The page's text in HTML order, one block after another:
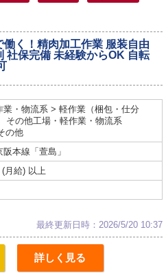
働く！精肉加工作業 服装自由
社保完備 未経験からOK 自転
業・物流系 > 軽作業（梱包・仕分
その他工場・軽作業・物流系
の他
阪本線 「萱島」
(月給) 以上
最終更新日時：2026/5/20 10:37
詳しく見る